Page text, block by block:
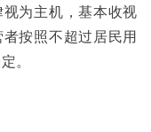
为主机，基本收视
按照不超过居民用
。